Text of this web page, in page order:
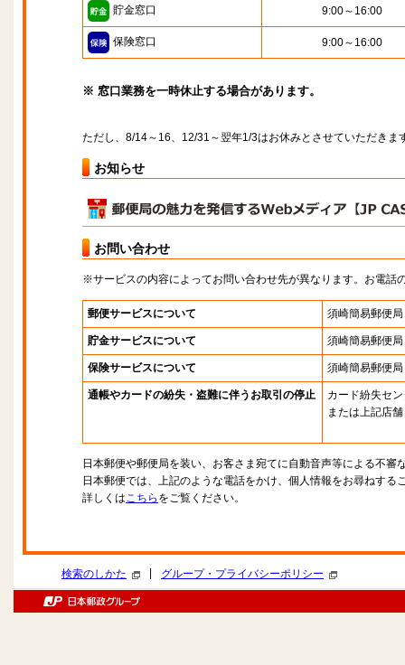
貯金窓口 9:00～16:00
保険窓口 9:00～16:00
※ 窓口業務を一時休止する場合があります。
ただし、8/14～16、12/31～翌年1/3はお休みとさせていただきま
お知らせ
お問い合わせ
※サービスの内容によってお問い合わせ先が異なります。お電話
郵便サービスについて 須崎簡易郵便局
貯金サービスについて 須崎簡易郵便局
保険サービスについて 須崎簡易郵便局
通帳やカードの紛失・盗難に伴うお取引の停止
カード紛失セ
または上記店舗
日本郵便や郵便局を装い、お客さま宛てに自動音声等による不審
日本郵便では、上記のような電話をかけ、個人情報をお尋ねする
詳しくはこちら をご覧ください。
検索のしかた グループ・プライバシーポリシー